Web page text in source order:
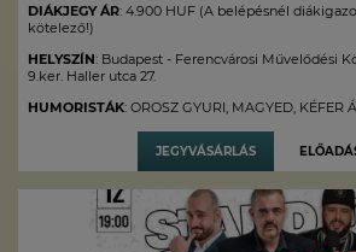
DIÁKJEGY ÁR: 4.900 HUF (A belépésnél
kötelező!)
HELYSZÍN: Budapest - Ferencvárosi Művelődési
9.ker. Haller utca 27.
HUMORISTÁK: OROSZ GYURI, MAGYED, KÉFER
JEGYVÁSÁRLÁS